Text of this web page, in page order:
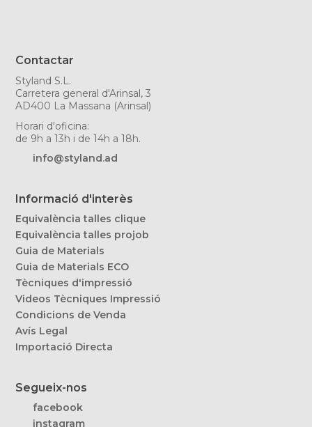
Contactar
Styland S.L.
Carretera general d'Arinsal, 3
AD400 La Massana (Arinsal)
Horari d'oficina:
de 9h a 13h i de 14h a 18h.
info@styland.ad
Informació d'interès
Equivalència talles clique
Equivalència talles projob
Guia de Materials
Guia de Materials ECO
Tècniques d'impressió
Videos Tècniques Impressió
Condicions de Venda
Avís Legal
Importació Directa
Segueix-nos
facebook
instagram